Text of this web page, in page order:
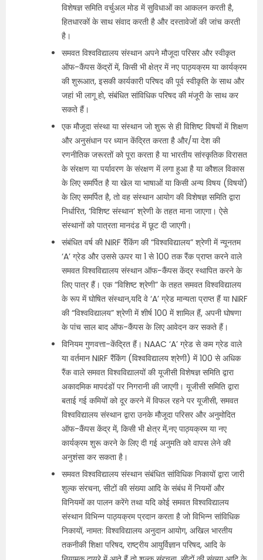
विशेषज्ञ समिति वर्चुअल मोड में सुविधाओं का आकलन करती है,
हितधारकों के साथ संवाद करती है और दस्तावेजों की जांच करती
है।
समवत विश्वविद्यालय संस्थान अपने मौजूदा परिसर और स्वीकृत
ऑफ-कैंपस केंद्रों में, किसी भी क्षेत्र में नए पाठ्यक्रम या कार्यक्रम
की शुरूआत, इसकी कार्यकारी परिषद की पूर्व स्वीकृति के साथ और
जहां भी लागू हो, संबंधित सांविधिक परिषद की मंजूरी के साथ कर
सकते हैं।
एक मौजूदा संस्था या संस्थान जो शुरू से ही विशिष्ट विषयों में शिक्षण
और अनुसंधान पर ध्यान केंद्रित करता है और/या देश की
रणनीतिक जरूरतों को पूरा करता है या भारतीय सांस्कृतिक विरासत
के संरक्षण या पर्यावरण के संरक्षण में लगा हुआ है या कौशल विकास
के लिए समर्पित है या खेल या भाषाओं या किसी अन्य विषय (विषयों)
के लिए समर्पित है, तो वह संस्थान आयोग की विशेषज्ञ समिति द्वारा
निर्धारित, ‘विशिष्ट संस्थान’ श्रेणी के तहत माना जाएगा। ऐसे
संस्थानों को पात्रता मानदंड में छूट दी जाएगी।
संबंधित वर्ष की NIRF रैंकिंग की “विश्वविद्यालय” श्रेणी में न्यूनतम
‘A’ ग्रेड और उससे ऊपर या 1 से 100 तक रैंक प्राप्त करने वाले
समवत विश्वविद्यालय संस्थान ऑफ-कैंपस केंद्र स्थापित करने के
लिए पात्र हैं। एक “विशिष्ट श्रेणी” के तहत समवत विश्वविद्यालय
के रूप में घोषित संस्थान,यदि वे ‘A’ ग्रेड मान्यता प्राप्त हैं या NIRF
की “विश्वविद्यालय” श्रेणी में शीर्ष 100 में शामिल हैं, अपनी घोषणा
के पांच साल बाद ऑफ-कैंपस के लिए आवेदन कर सकते हैं।
विनियम गुणवत्ता-केंद्रित हैं। NAAC ‘A’ ग्रेड से कम ग्रेड वाले
या वर्तमान NIRF रैंकिंग (विश्वविद्यालय श्रेणी) में 100 से अधिक
रैंक वाले समवत विश्वविद्यालयों की यूजीसी विशेषज्ञ समिति द्वारा
अकादमिक मापदंडों पर निगरानी की जाएगी। यूजीसी समिति द्वारा
बताई गई कमियों को दूर करने में विफल रहने पर यूजीसी, समवत
विश्वविद्यालय संस्थान द्वारा उनके मौजूदा परिसर और अनुमोदित
ऑफ-कैंपस केंद्र में, किसी भी क्षेत्र में,नए पाठ्यक्रम या नए
कार्यक्रम शुरू करने के लिए दी गई अनुमति को वापस लेने की
अनुशंसा कर सकता है।
समवत विश्वविद्यालय संस्थान संबंधित सांविधिक निकायों द्वारा जारी
शुल्क संरचना, सीटों की संख्या आदि के संबंध में नियमों और
विनियमों का पालन करेंगे तथा यदि कोई समवत विश्वविद्यालय
संस्थान विभिन्न पाठ्यक्रम प्रदान करता है जो विभिन्न सांविधिक
निकायों, नामत: विश्वविद्यालय अनुदान आयोग, अखिल भारतीय
तकनीकी शिक्षा परिषद, राष्ट्रीय आयुर्विज्ञान परिषद, आदि के